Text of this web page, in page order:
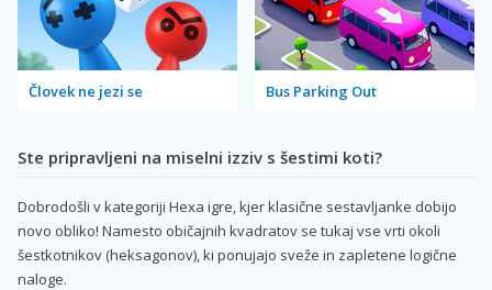
Človek ne jezi se Bus Parking Out
Ste pripravljeni na miselni izziv s šestimi koti?
Dobrodošli v kategoriji Hexa igre, kjer klasične sestavljanke dobijo
novo obliko! Namesto običajnih kvadratov se tukaj vse vrti okoli
šestkotnikov (heksagonov), ki ponujajo sveže in zapletene logične
naloge.